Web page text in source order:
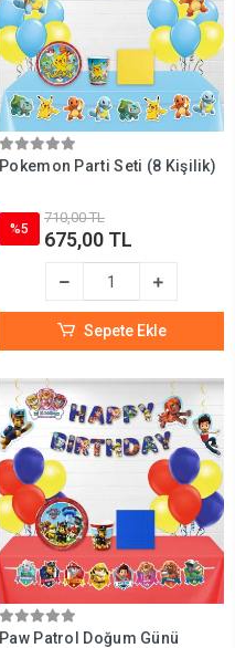
Pokemon Parti Seti (8 Kişilik)
%5
710,00 TL
675,00 TL
Sepete Ekle
Paw Patrol Doğum Günü